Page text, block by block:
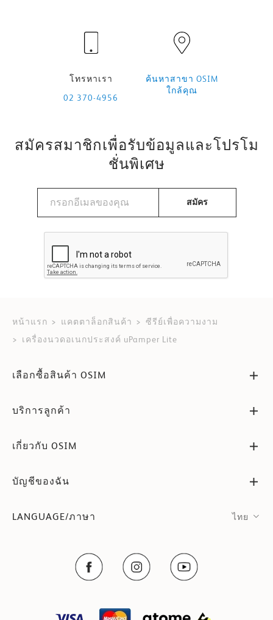
โทรหาเรา
02 370-4956
ค้นหาสาขา OSIM
ใกล้คุณ
สมัครสมาชิกเพื่อรับข้อมูลและโปรโม
ชั่นพิเศษ
สมัคร
หน้าแรก แคตตาล็อกสินค้า
ซีรีย์เพื่อความงาม
เครื่องนวดอเนกประสงค์ uPamper Lite
เลือกซื้อสินค้า OSIM
บริการลูกค้า
เกี่ยวกับ OSIM
บัญชีของฉัน
LANGUAGE/ภาษา ไทย